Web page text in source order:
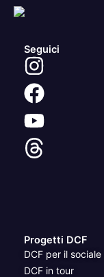
Seguici
Progetti DCF
DCF per il sociale
DCF in tour